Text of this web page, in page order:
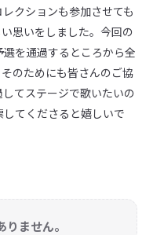
クションも参加させても
思いをしました。今回の
を通過するところから全
のためにも皆さんのご協
てステージで歌いたいの
てくださると嬉しいで
ません。